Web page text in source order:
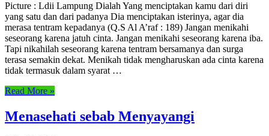
Picture : Ldii Lampung Dialah Yang menciptakan kamu dari diri
yang satu dan dari padanya Dia menciptakan isterinya, agar dia
merasa tentram kepadanya (Q.S Al A’raf : 189) Jangan menikahi
seseorang karena jatuh cinta. Jangan menikahi seseorang karena iba.
Tapi nikahilah seseorang karena tentram bersamanya dan surga
terasa semakin dekat. Menikah tidak mengharuskan ada cinta karena
tidak termasuk dalam syarat …
Read More »
Menasehati sebab Menyayangi